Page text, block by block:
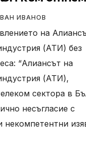
на
ИВАНОВ
на
(АТИ) без
“Алиансът на
(АТИ),
сектора в
несъгласие с
некомпетентни